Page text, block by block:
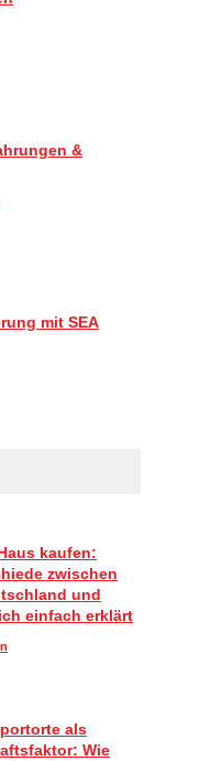
&
mit SEA
kaufen:
zwischen
und
einfach erklärt
als
Wie